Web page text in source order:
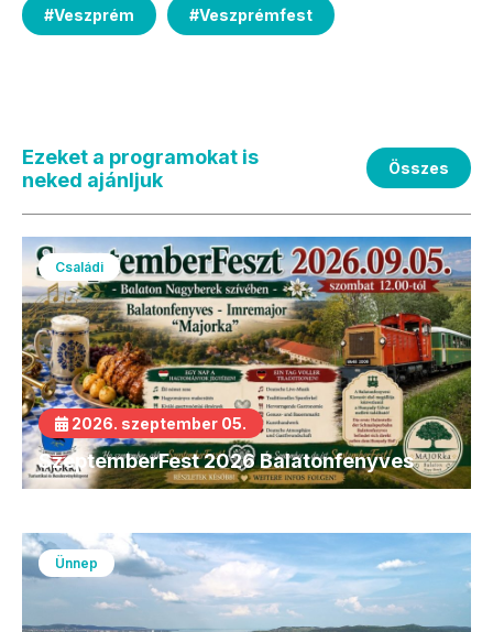
#Veszprém #Veszprémfest
Ezeket a programokat is
neked ajánljuk
Összes
Családi
2026. szeptember 05.
SzeptemberFest 2026 Balatonfenyves
Ünnep